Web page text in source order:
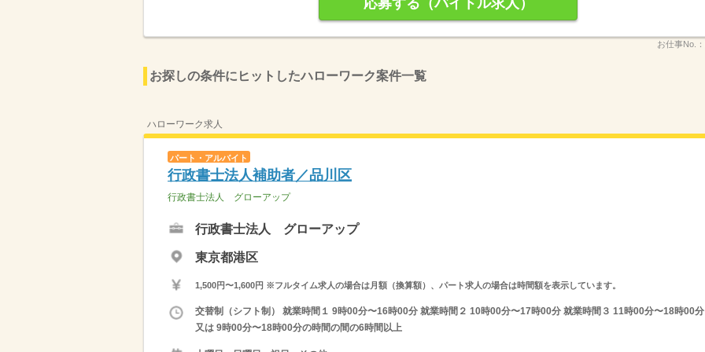
応募する（バイトル求人）
お仕事No.：
お探しの条件にヒットしたハローワーク案件一覧
ハローワーク求人
パート・アルバイト
行政書士法人補助者／品川区
行政書士法人 グローアップ
行政書士法人 グローアップ
東京都港区
1,500円〜1,600円 ※フルタイム求人の場合は月額（換算額）、パート求人の場合は時間額を表示しています。
交替制（シフト制） 就業時間１ 9時00分〜16時00分 就業時間２ 10時00分〜17時00分 就業時間３ 11時00分〜18時00分
又は 9時00分〜18時00分の時間の間の6時間以上